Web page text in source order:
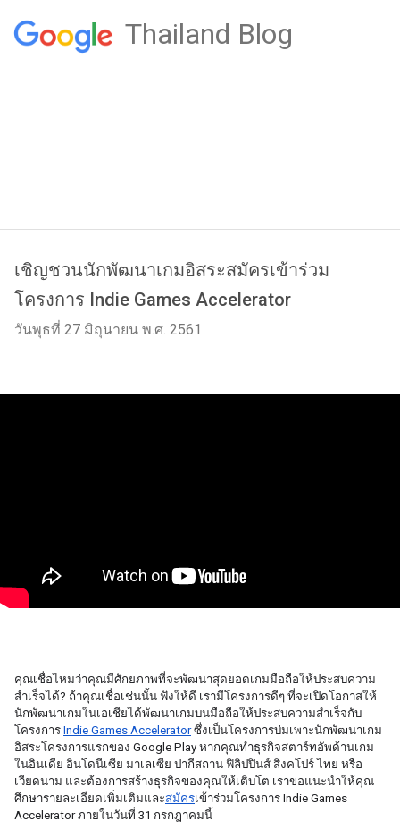
Thailand Blog
เชิญชวนนักพัฒนาเกมอิสระสมัครเข้าร่วม
โครงการ Indie Games Accelerator
วันพุธที่ 27 มิถุนายน พ.ศ. 2561
คุณเชื่อไหมว่าคุณมีศักยภาพที่จะพัฒนาสุดยอดเกมมือถือให้ประสบความ
สำเร็จได้? ถ้าคุณเชื่อเช่นนั้น ฟังให้ดี เรามีโครงการดีๆ ที่จะเปิดโอกาสให้
นักพัฒนาเกมในเอเชียได้พัฒนาเกมบนมือถือให้ประสบความสำเร็จกับ
โครงการ Indie Games Accelerator ซึ่งเป็นโครงการบ่มเพาะนักพัฒนาเกม
อิสระโครงการแรกของ Google Play หากคุณทำธุรกิจสตาร์ทอัพด้านเกม
ในอินเดีย อินโดนีเซีย มาเลเซีย ปากีสถาน ฟิลิปปินส์ สิงคโปร์ ไทย หรือ
เวียดนาม และต้องการสร้างธุรกิจของคุณให้เติบโต เราขอแนะนำให้คุณ
ศึกษารายละเอียดเพิ่มเติมและสมัครเข้าร่วมโครงการ Indie Games
Accelerator ภายในวันที่ 31 กรกฎาคมนี้